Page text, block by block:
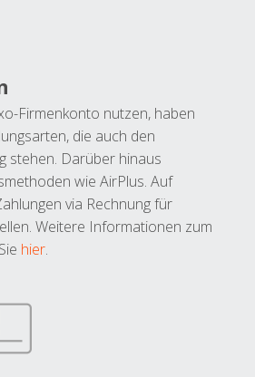
Firmenkonto nutzen, haben
die auch den
stehen. Darüber hinaus
wie AirPlus. Auf
via Rechnung für
Weitere Informationen zum
hier.